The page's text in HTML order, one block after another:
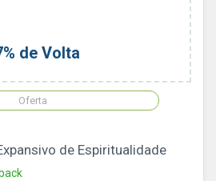
de Volta
Oferta
de Espiritualidade